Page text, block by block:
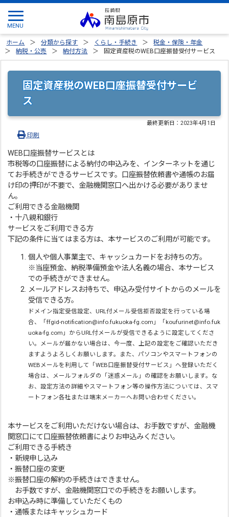
ホーム 分類から探す くらし・手続き
税金・保険・年金
納税・公売
納付方法 固定資産税のWEB口座振替受付サービス
固定資産税のWEB口座振替受付サービ
ス
最終更新日：2023年4月1日
印刷
WEB口座振替サービスとは
市税等の口座振替による納付の申込みを、インターネットを通じ
てお手続きができるサービスです。口座振替依頼書や通帳のお届
け印の押印が不要で、金融機関窓口へ出かける必要がありませ
ん。
ご利用できる金融機関
・十八親和銀行
サービスをご利用できる方
下記の条件に当てはまる方は、本サービスのご利用が可能です。
個人や個人事業主で、キャッシュカードをお持ちの方。
※当座預金、納税準備預金や法人名義の場合、本サービス
での手続きができません。
メールアドレスお持ちで、申込み受付サイトからのメールを
受信できる方。
ドメイン指定受信設定、URL付メール受信拒否設定を行っている場
合、「ffgid-notification@info.fukuoka-fg.com」「koufurinet@info.fuk
uoka-fg.com」からURL付メールが受信できるように設定してくださ
い。メールが届かない場合は、今一度、上記の設定をご確認いただき
ますようよろしくお願いします。また、パソコンやスマートフォンの
WEBメールを利用して「WEB口座振替受付サービス」へ登録いただく
場合は、メールフォルダの「迷惑メール」の確認をお願いします。な
お、設定方法の詳細やスマートフォン等の操作方法については、スマ
ートフォン各社または端末メーカーへお問い合わせください。
本サービスをご利用いただけない場合は、お手数ですが、金融機
関窓口にて口座振替依頼書によりお申込みください。
ご利用できる手続き
・新規申し込み
・振替口座の変更
※振替口座の解約の手続きはできません。
お手数ですが、金融機関窓口での手続きをお願いします。
お申込み時に準備していただくもの
・通帳またはキャッシュカード